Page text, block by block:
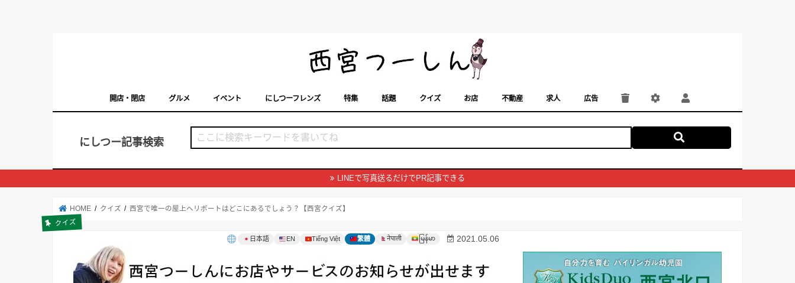
開店・閉店 グルメ イベント にしつーフレンズ 特集 話題 クイズ お店 不動産 求人 広告
にしつー記事検索
LINEで写真送るだけでPR記事できる
HOME クイズ 西宮で唯一の屋上ヘリポートはどこにあるでしょう？【西宮クイズ】
クイズ
日本語 EN Tiếng Việt 繁體 नेपाली မြန်မာ 2021.05.06